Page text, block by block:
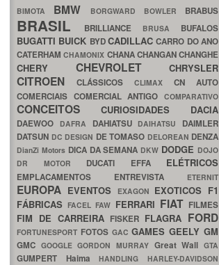
BIMOTA BMW BORGWARD BOWLER BRABUS
BRASIL BRILLIANCE BRUSA BUFALOS
BUGATTI BUICK BYDCADILLACCARRO DO ANO
CATERHAMCHAMONIX CHANACHANGANCHANGHE
CHERY CHEVROLET CHRYSLER
CITROEN CLÁSSICOS CLIMAX CN AUTO
COMERCIAIS COMERCIAL ANTIGOCOMPARATIVO
CONCEITOS CURIOSIDADES DACIA
DAEWOO DAFRA DAHIATSU DAIHATSU DAIMLER
DATSUN DC DESIGN DE TOMASO DELOREAN DENZA
DianZi Motors DICA DA SEMANA DKW DODGE DOJO
DR MOTOR DUCATI EFFA ELÉTRICOS
EMPLACAMENTOS ENTREVISTA ETERNIT
EUROPA EVENTOS EXAGON EXOTICOS F1
FÁBRICASFACELFAW FERRARI FIAT FILMES
FIM DE CARREIRA FISKER FLAGRA FORD
FORTUNESPORT FOTOS GACGAMESGEELYGM
GMC GOOGLEGORDON MURRAY Great WallGTA
GUMPERT HaimaHANDLINGHARLEY-DAVIDSON